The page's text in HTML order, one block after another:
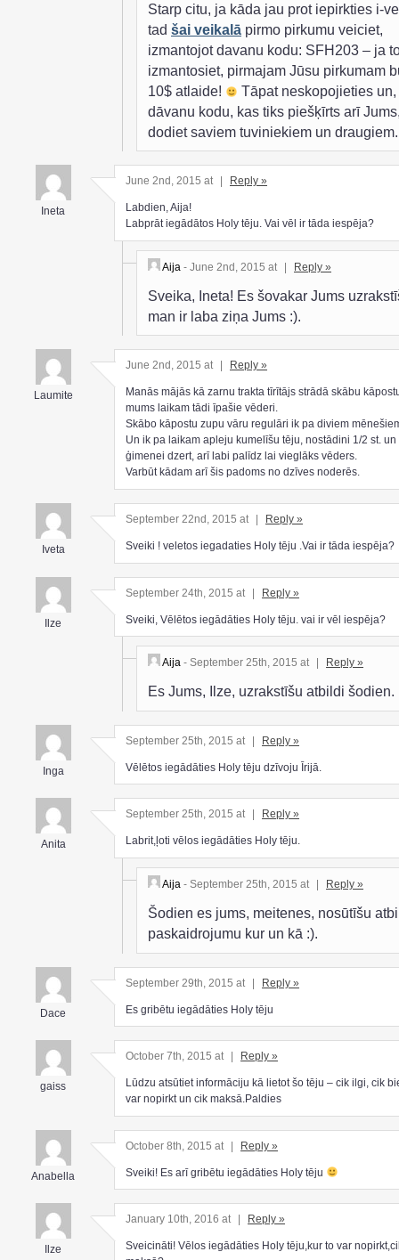
Starp citu, ja kāda jau prot iepirkties i-
tad šai veikalā pirmo pirkumu veiciet,
izmantojot davanu kodu: SFH203 – ja
izmantosiet, pirmajam Jūsu pirkumam
10$ atlaide!
Tāpat neskopojieties un,
dāvanu kodu, kas tiks piešķīrts arī
dodiet saviem tuviniekiem un draugiem.
Ineta
June 2nd, 2015 at Reply »
Labdien, Aija!
Labprāt iegādātos Holy tēju. Vai vēl ir tāda iespēja?
Aija - June 2nd, 2015 at | Reply »
Sveika, Ineta! Es šovakar Jums
man ir laba ziņa Jums :).
Laumite
June 2nd, 2015 at Reply »
Manās mājās kā zarnu trakta tīrītājs strādā skābu
mums laikam tādi īpašie vēderi.
Skābo kāpostu zupu vāru regulāri ik pa diviem
Un ik pa laikam apleju kumelīšu tēju, nostādini 1/2 st.
ģimenei dzert, arī labi palīdz lai vieglāks vēders.
Varbūt kādam arī šis padoms no dzīves noderēs.
Iveta
September 22nd, 2015 at Reply »
Sveiki ! veletos iegadaties Holy tēju .Vai ir tāda iespēja?
Ilze
September 24th, 2015 at | Reply »
Sveiki, Vēlētos iegādāties Holy tēju. vai ir vēl iespēja?
Aija - September 25th, 2015 at Reply »
Es Jums, Ilze, uzrakstīšu atbildi šodien.
Inga
September 25th, 2015 at | Reply »
Vēlētos iegādāties Holy tēju dzīvoju Īrijā.
Anita
September 25th, 2015 at Reply »
Labrit,ļoti vēlos iegādāties Holy tēju.
Aija - September 25th, 2015 at Reply »
Šodien es jums, meitenes, nosūtīšu
paskaidrojumu kur un kā :).
Dace
September 29th, 2015 at | Reply »
Es gribētu iegādāties Holy tēju
gaiss
October 7th, 2015 at Reply »
Lūdzu atsūtiet informāciju kā lietot šo tēju – cik ilgi, cik
var nopirkt un cik maksā.Paldies
Anabella
October 8th, 2015 at | Reply »
Sveiki! Es arī gribētu iegādāties Holy tēju
Ilze
January 10th, 2016 at Reply »
Sveicināti! Vēlos iegādāties Holy tēju,kur to var